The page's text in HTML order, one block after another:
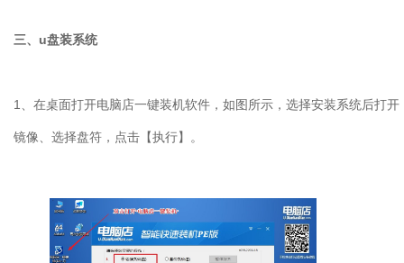
三、 u盘装系统
1、在桌面打开电脑店一键装机软件，如图所示，选择安装系统后打开
镜像、选择盘符，点击【执行】。